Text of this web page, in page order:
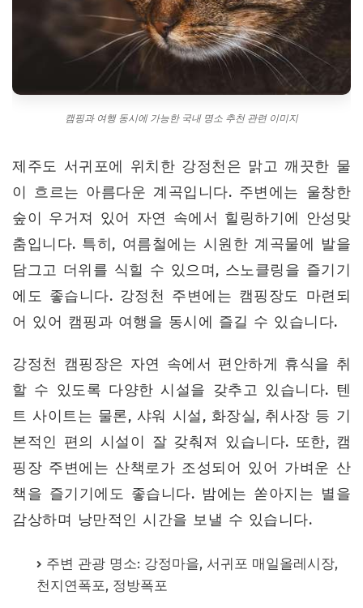
캠핑과 여행 동시에 가능한 국내 명소 추천 관련 이미지
제주도 서귀포에 위치한 강정천은 맑고 깨끗한 물
이 흐르는 아름다운 계곡입니다. 주변에는 울창한
숲이 우거져 있어 자연 속에서 힐링하기에 안성맞
춤입니다. 특히, 여름철에는 시원한 계곡물에 발을
담그고 더위를 식힐 수 있으며, 스노클링을 즐기기
에도 좋습니다. 강정천 주변에는 캠핑장도 마련되
어 있어 캠핑과 여행을 동시에 즐길 수 있습니다.
강정천 캠핑장은 자연 속에서 편안하게 휴식을 취
할 수 있도록 다양한 시설을 갖추고 있습니다. 텐
트 사이트는 물론, 샤워 시설, 화장실, 취사장 등 기
본적인 편의 시설이 잘 갖춰져 있습니다. 또한, 캠
핑장 주변에는 산책로가 조성되어 있어 가벼운 산
책을 즐기기에도 좋습니다. 밤에는 쏟아지는 별을
감상하며 낭만적인 시간을 보낼 수 있습니다.
주변 관광 명소: 강정마을, 서귀포 매일올레시장,
천지연폭포, 정방폭포